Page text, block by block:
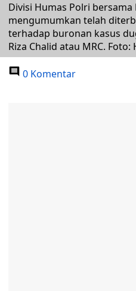
Divisi Humas Polri
mengumumkan telah
terhadap buronan kasus
Riza Chalid atau MRC. Foto:
0 Komentar